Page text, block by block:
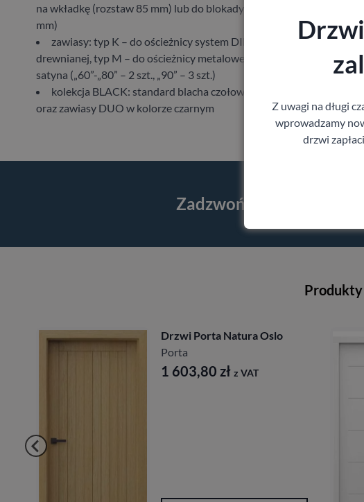
na wkładkę (rozstaw 85 mm) lub do blokady łazienkowej (rozstaw 90
mm)
zawiasy: typ K – do ościeżnicy system DIN, typ C – do ościeżnicy
drewnianej, typ M – do ościeżnicy metalowej lub kryty DUO nikiel
satyna („60”-„80” – 2 szt., „90” – 3 szt.)
kolekcja BLACK: standard blacha czołowa zamka magnetycznego
oraz zawiasy DUO w kolorze czarnym
Zadzwoń i skorzystaj z
Produkty
Drzwi Porta Natura Oslo
Porta
1 603,80 zł z VAT
Z uwagi na długi
wprowadzamy
drzwi